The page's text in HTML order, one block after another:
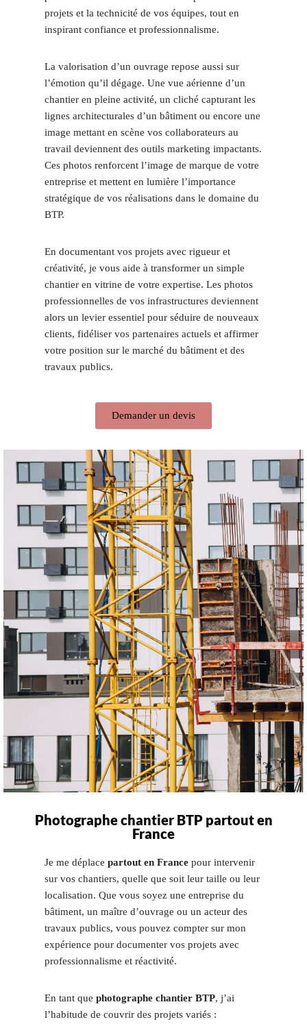
projets et la technicité de vos équipes, tout en
inspirant confiance et professionnalisme.
La valorisation d’un ouvrage repose aussi sur
l’émotion qu’il dégage. Une vue aérienne d’un
chantier en pleine activité, un cliché capturant les
lignes architecturales d’un bâtiment ou encore une
image mettant en scène vos collaborateurs au
travail deviennent des outils marketing impactants.
Ces photos renforcent l’image de marque de votre
entreprise et mettent en lumière l’importance
stratégique de vos réalisations dans le domaine du
BTP.
En documentant vos projets avec rigueur et
créativité, je vous aide à transformer un simple
chantier en vitrine de votre expertise. Les photos
professionnelles de vos infrastructures deviennent
alors un levier essentiel pour séduire de nouveaux
clients, fidéliser vos partenaires actuels et affirmer
votre position sur le marché du bâtiment et des
travaux publics.
Demander un devis
Photographe chantier BTP partout en
France
Je me déplace partout en France pour intervenir
sur vos chantiers, quelle que soit leur taille ou leur
localisation. Que vous soyez une entreprise du
bâtiment, un maître d’ouvrage ou un acteur des
travaux publics, vous pouvez compter sur mon
expérience pour documenter vos projets avec
professionnalisme et réactivité.
En tant que photographe chantier BTP, j’ai
l’habitude de couvrir des projets variés :